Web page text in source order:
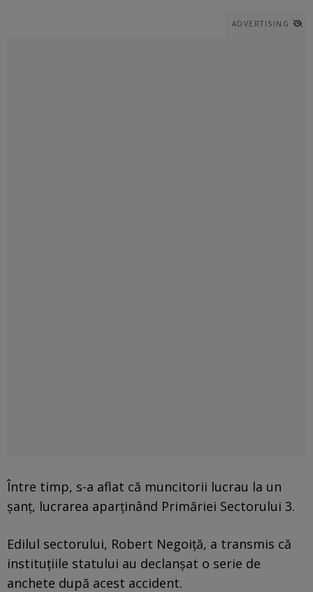
ADVERTISING
Între timp, s-a aflat că muncitorii lucrau la un
șanț, lucrarea aparținând Primăriei Sectorului 3.
Edilul sectorului, Robert Negoiță, a transmis că
instituţiile statului au declanşat o serie de
anchete după acest accident.